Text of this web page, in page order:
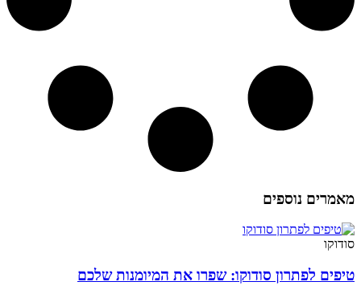
מאמרים נוספים
סודוקו
טיפים לפתרון סודוקו: שפרו את המיומנות שלכם